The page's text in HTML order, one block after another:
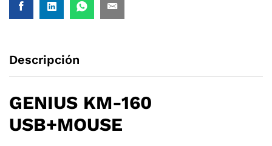
Descripción
GENIUS KM-160
USB+MOUSE